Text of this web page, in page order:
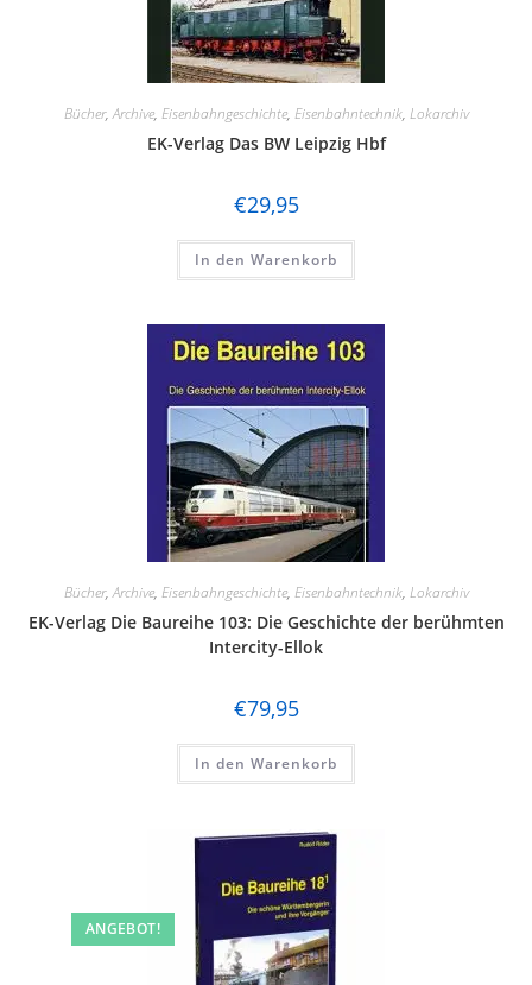
TL-Decals
Weinert
Bücher,Archive, Eisenbahngeschichte, Eisenbahntechnik, Lokarchiv
EK-Verlag Das BW Leipzig Hbf
€29,95
In den Warenkorb
Bücher,Archive, Eisenbahngeschichte, Eisenbahntechnik, Lokarchiv
EK-Verlag Die Baureihe 103: Die Geschichte der berühmten
Intercity-Ellok
€79,95
In den Warenkorb
ANGEBOT!